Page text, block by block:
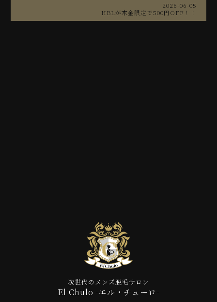
2026-06-05
HBLが木金限定で500円OFF！！
次世代のメンズ脱毛サロン
El Chulo -エル・チューロ-